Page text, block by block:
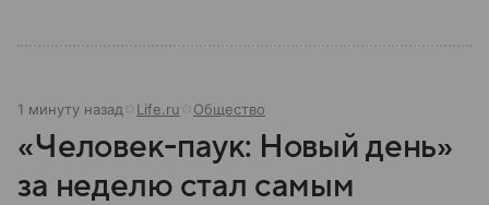
1 минуту назад Life.ru Общество
«Человек-паук: Новый день»
за неделю стал самым